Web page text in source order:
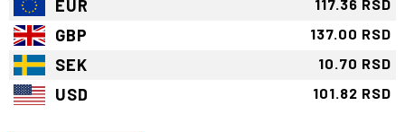
EUR 117.36 RSD
GBP 137.00 RSD
SEK 10.70 RSD
USD 101.82 RSD